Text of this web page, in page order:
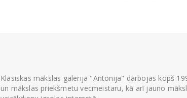
Klasiskās mākslas galerija "Antonija" darbojas kopš
un mākslas priekšmetu vecmeistaru, kā arī jauno